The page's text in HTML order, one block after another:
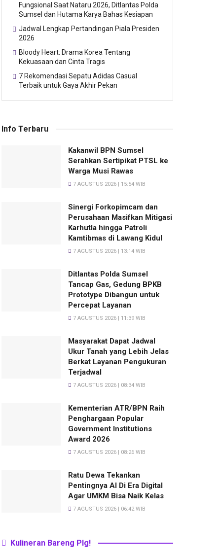
Fungsional Saat Nataru 2026, Ditlantas Polda
Sumsel dan Hutama Karya Bahas Kesiapan
Jadwal Lengkap Pertandingan Piala Presiden
2026
Bloody Heart: Drama Korea Tentang
Kekuasaan dan Cinta Tragis
7 Rekomendasi Sepatu Adidas Casual
Terbaik untuk Gaya Akhir Pekan
Info Terbaru
Kakanwil BPN Sumsel
Serahkan Sertipikat PTSL ke
Warga Musi Rawas
7 AGUSTUS 2026 | 15:54 WIB
Sinergi Forkopimcam dan
Perusahaan Masifkan Mitigasi
Karhutla hingga Patroli
Kamtibmas di Lawang Kidul
7 AGUSTUS 2026 | 13:14 WIB
Ditlantas Polda Sumsel
Tancap Gas, Gedung BPKB
Prototype Dibangun untuk
Percepat Layanan
7 AGUSTUS 2026 | 11:39 WIB
Masyarakat Dapat Jadwal
Ukur Tanah yang Lebih Jelas
Berkat Layanan Pengukuran
Terjadwal
7 AGUSTUS 2026 | 08:34 WIB
Kementerian ATR/BPN Raih
Penghargaan Popular
Government Institutions
Award 2026
7 AGUSTUS 2026 | 08:26 WIB
Ratu Dewa Tekankan
Pentingnya AI Di Era Digital
Agar UMKM Bisa Naik Kelas
7 AGUSTUS 2026 | 06:42 WIB
Kulineran Bareng Plg!